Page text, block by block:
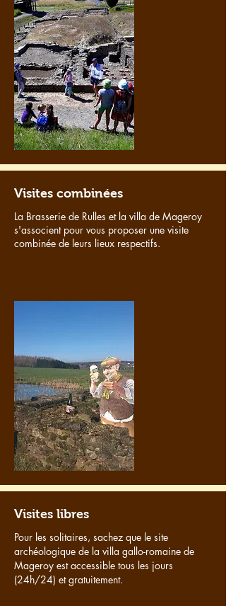
Visites combinées
La Brasserie de Rulles et la villa de Mageroy
s'associent pour vous proposer une visite
combinée de leurs lieux respectifs.
Visites libres
Pour les solitaires, sachez que le site
archéologique de la villa gallo-romaine de
Mageroy est accessible tous les jours
(24h/24) et gratuitement.